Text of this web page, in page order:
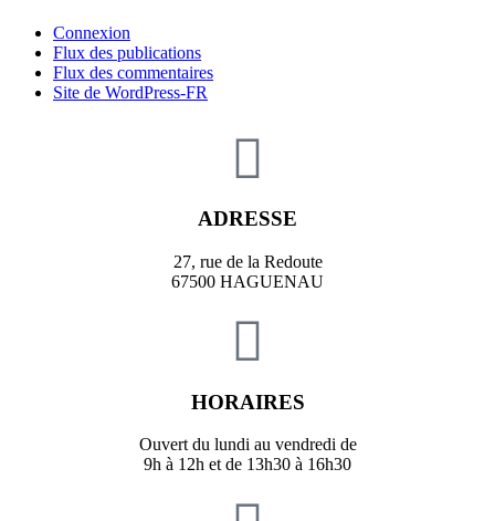
Connexion
Flux des publications
Flux des commentaires
Site de WordPress-FR
ADRESSE
27, rue de la Redoute
67500 HAGUENAU
HORAIRES
Ouvert du lundi au vendredi de
9h à 12h et de 13h30 à 16h30